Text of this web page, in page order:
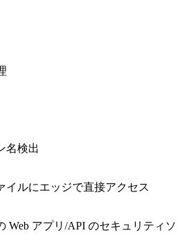
名検出
イルにエッジで直接アクセス
Web アプリ/API のセキュリティソ